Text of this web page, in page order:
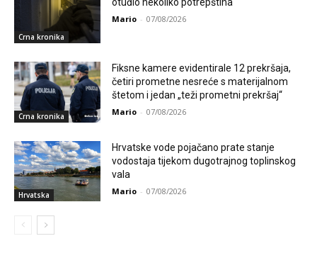
Crna kronika
otuđio nekoliko potrepština
Mario - 07/08/2026
Crna kronika
Fiksne kamere evidentirale 12 prekršaja,
četiri prometne nesreće s materijalnom
štetom i jedan „teži prometni prekršaj“
Mario - 07/08/2026
Hrvatska
Hrvatske vode pojačano prate stanje
vodostaja tijekom dugotrajnog toplinskog
vala
Mario - 07/08/2026